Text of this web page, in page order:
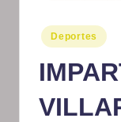
m
at
iv
o
Publicado
en
Deportes